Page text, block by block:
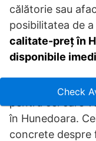
călătorie sau
posibilitatea de
calitate-preț în
disponibile
În final, Hotel
în Hunedoara.
concrete despre
Check